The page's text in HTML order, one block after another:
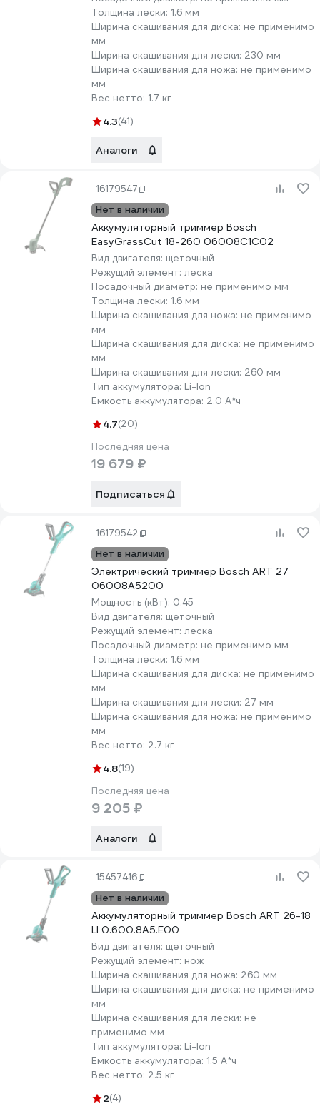
Толщина лески: 1.6 мм
Ширина скашивания для диска: не применимо
мм
Ширина скашивания для лески: 230 мм
Ширина скашивания для ножа: не применимо
мм
Вес нетто: 1.7 кг
4.3(41)
Аналоги
16179547
Нет в наличии
Аккумуляторный триммер Bosch
EasyGrassCut 18-260 06008C1C02
Вид двигателя: щеточный
Режущий элемент: леска
Посадочный диаметр: не применимо мм
Толщина лески: 1.6 мм
Ширина скашивания для ножа: не применимо
мм
Ширина скашивания для диска: не применимо
мм
Ширина скашивания для лески: 260 мм
Тип аккумулятора: Li-lon
Емкость аккумулятора: 2.0 А*ч
4.7(20)
Последняя цена
19 679 ₽
Подписаться
16179542
Нет в наличии
Электрический триммер Bosch ART 27
06008A5200
Мощность (кВт): 0.45
Вид двигателя: щеточный
Режущий элемент: леска
Посадочный диаметр: не применимо мм
Толщина лески: 1.6 мм
Ширина скашивания для диска: не применимо
мм
Ширина скашивания для лески: 27 мм
Ширина скашивания для ножа: не применимо
мм
Вес нетто: 2.7 кг
4.8(19)
Последняя цена
9 205 ₽
Аналоги
15457416
Нет в наличии
Аккумуляторный триммер Bosch ART 26-18
LI 0.600.8A5.E00
Вид двигателя: щеточный
Режущий элемент: нож
Ширина скашивания для ножа: 260 мм
Ширина скашивания для диска: не применимо
мм
Ширина скашивания для лески: не
применимо мм
Тип аккумулятора: Li-lon
Емкость аккумулятора: 1.5 А*ч
Вес нетто: 2.5 кг
2(4)